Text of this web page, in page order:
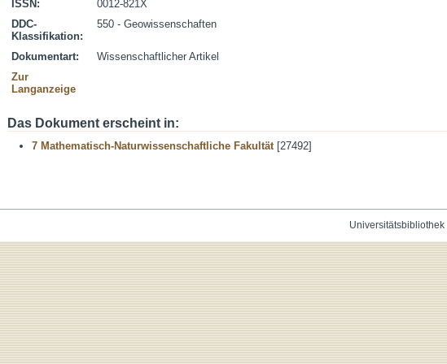
ISSN:
0012-821X
DDC-
Klassifikation:
550 - Geowissenschaften
Dokumentart:
Wissenschaftlicher Artikel
Zur
Langanzeige
Das Dokument erscheint in:
7 Mathematisch-Naturwissenschaftliche Fakultät[27492]
Universitätsbibliothek|